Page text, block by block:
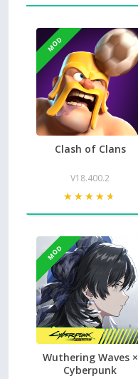
MOD
Clash of Clans
V18.400.2
★★★★★
★★★★★
MOD
Wuthering Waves ×
Cyberpunk